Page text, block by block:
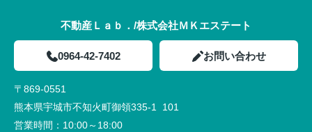
不動産Ｌａｂ．/株式会社ＭＫエステート
0964-42-7402 お問い合わせ
〒869-0551
熊本県宇城市不知火町御領335-1 101
営業時間： 10:00～18:00